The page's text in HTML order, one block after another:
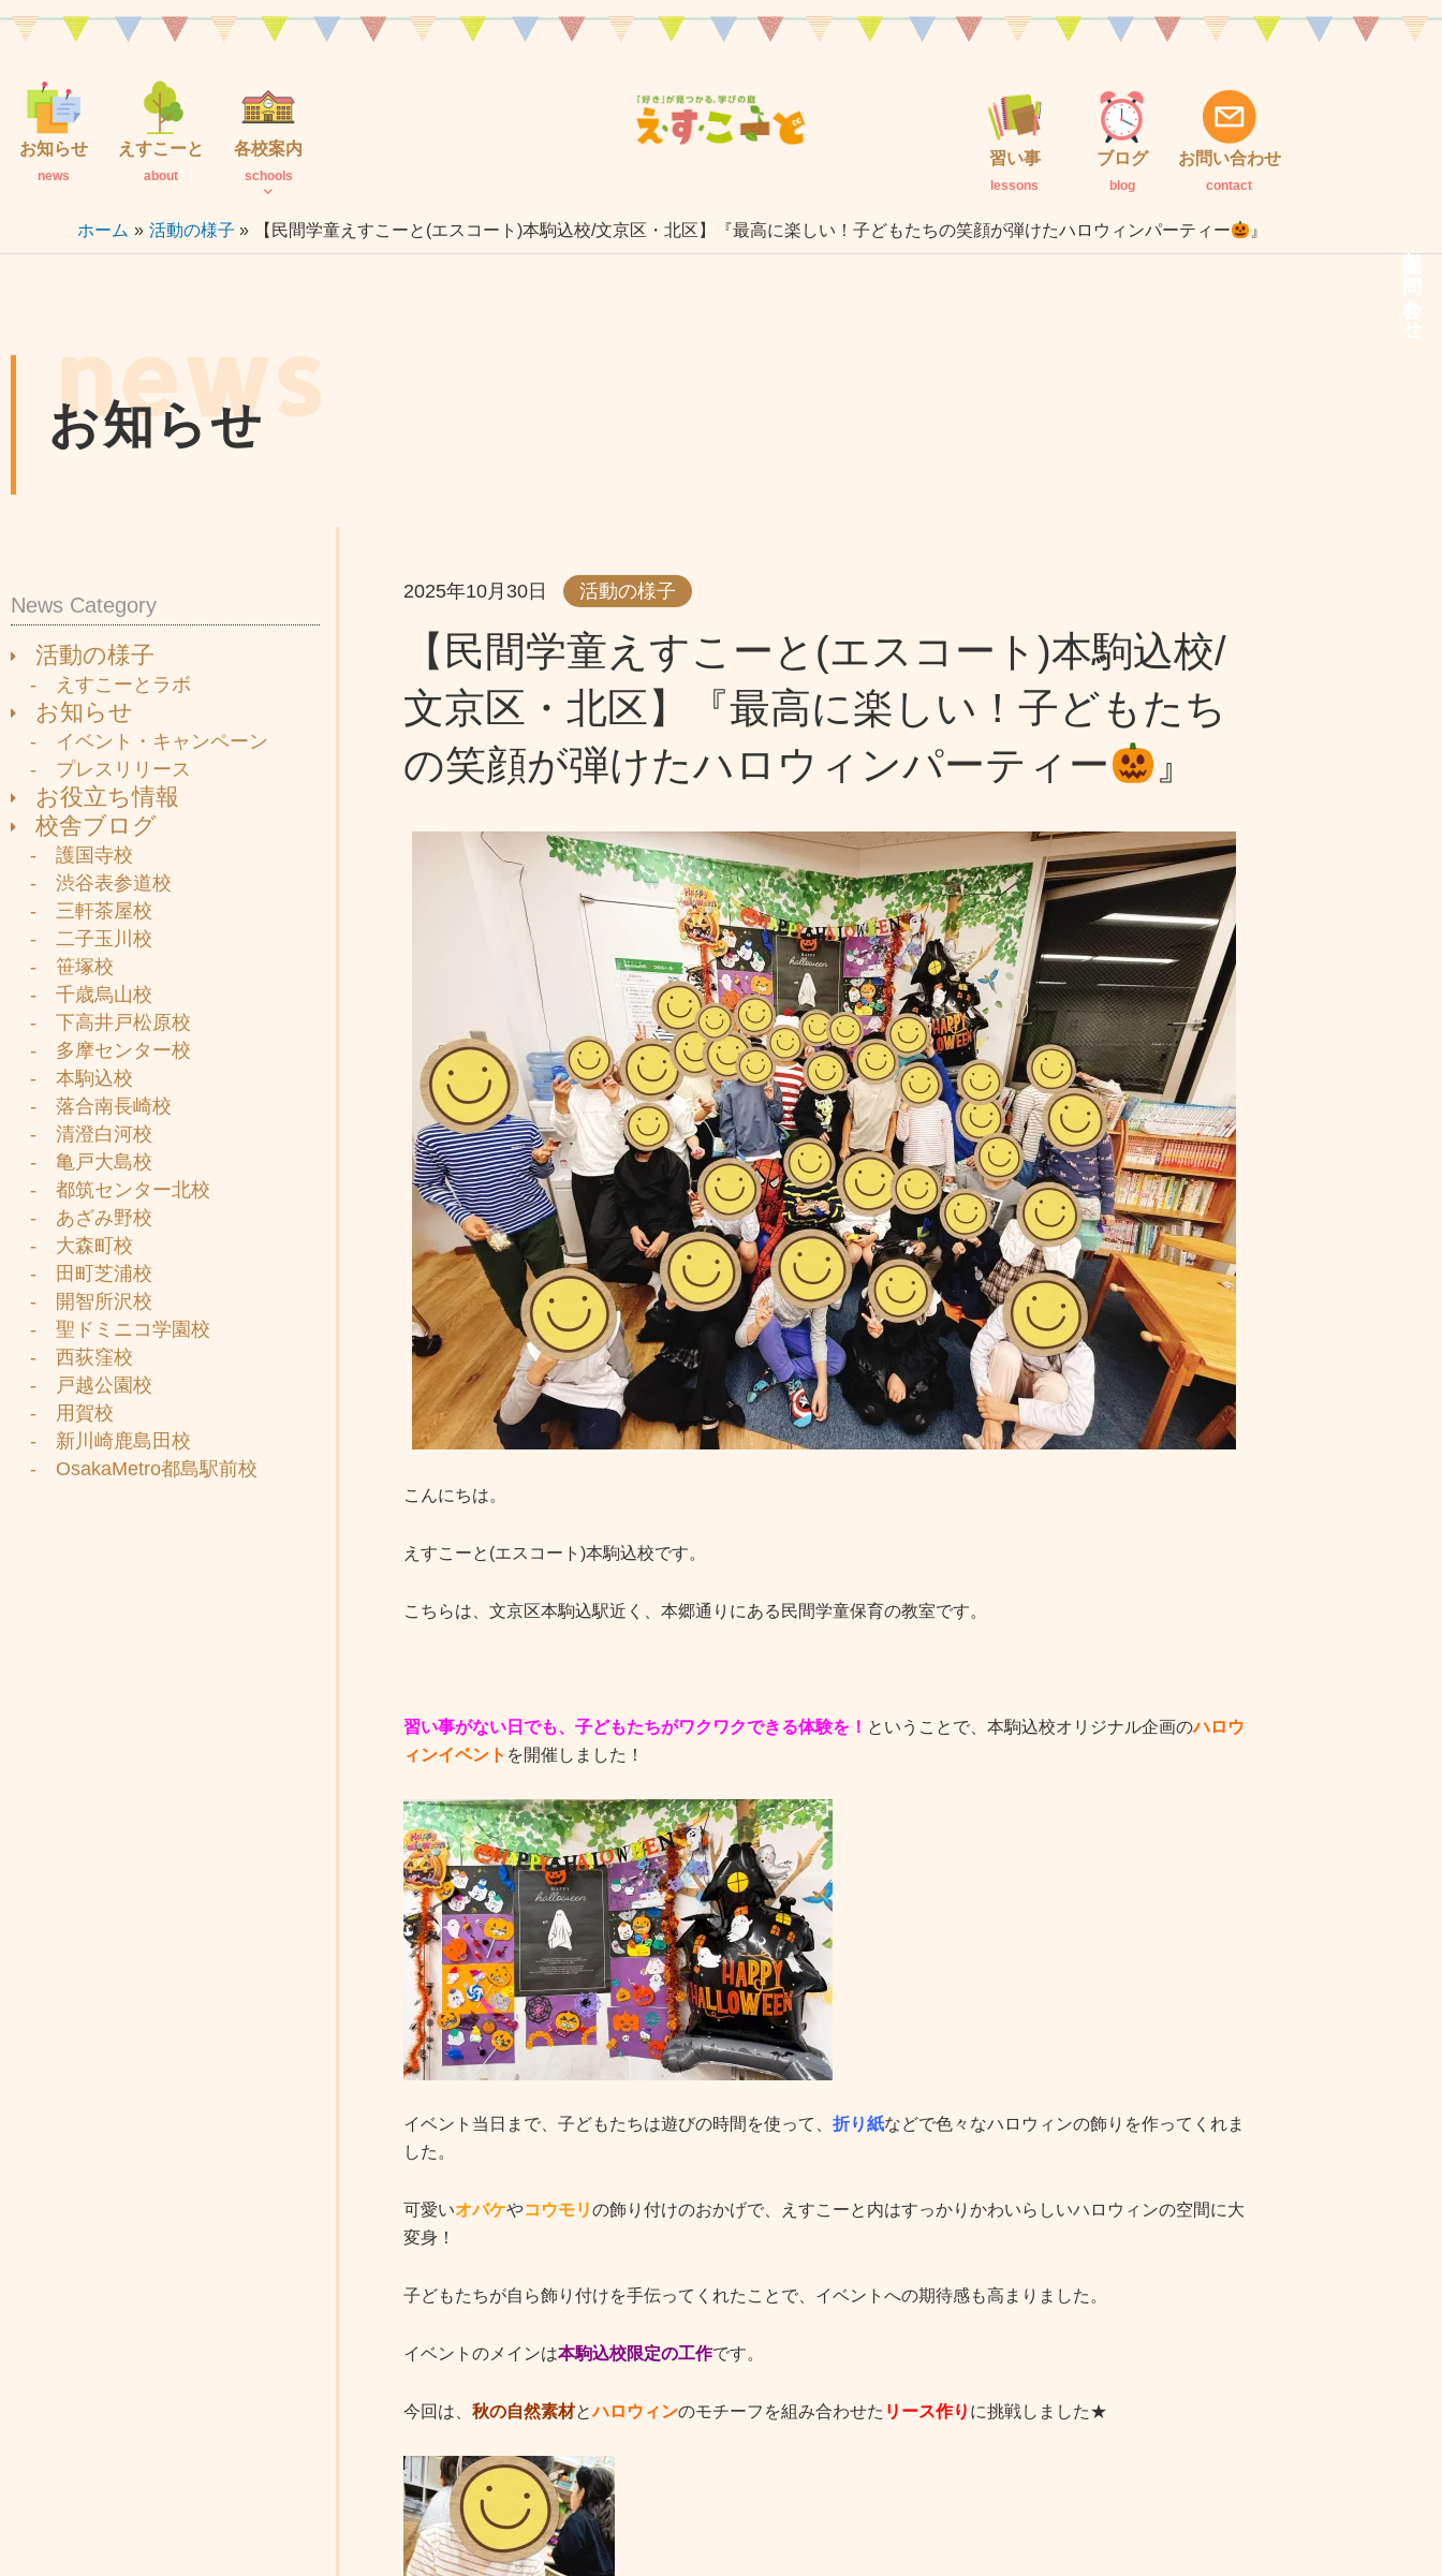
内
お知らせ
news
えすこーと
about
各校案内
schools
習い事
lessons
ブログ
blog
お問い合わせ
contact
説明会・お問い合わせ
ホーム 活動の様子 【民間学童えすこーと(エスコート)本駒込校/文京区・北区】『最高に楽しい！子どもたちの笑顔が弾けたハロウィンパーティー 』
news
お知らせ
News Category
活動の様子
- えすこーとラボ
お知らせ
- イベント・キャンペーン
- プレスリリース
お役立ち情報
校舎ブログ
- 護国寺校
- 渋谷表参道校
- 三軒茶屋校
- 二子玉川校
- 笹塚校
- 千歳烏山校
- 下高井戸松原校
- 多摩センター校
- 本駒込校
- 落合南長崎校
- 清澄白河校
- 亀戸大島校
- 都筑センター北校
- あざみ野校
- 大森町校
- 田町芝浦校
- 開智所沢校
- 聖ドミニコ学園校
- 西荻窪校
- 戸越公園校
- 用賀校
- 新川崎鹿島田校
- OsakaMetro都島駅前校
2025年10月30日 活動の様子
【民間学童えすこーと(エスコート)本駒込校/
文京区・北区】『最高に楽しい！子どもたち
の笑顔が弾けたハロウィンパーティー
』
こんにちは。
えすこーと(エスコート)本駒込校です。
こちらは、文京区本駒込駅近く、本郷通りにある民間学童保育の教室です。
習い事がない日でも、子どもたちがワクワクできる体験を！ ということで、本駒込校オリジナル企画のハロウ
ィンイベント を開催しました！
イベント当日まで、子どもたちは遊びの時間を使って、 折り紙などで色々なハロウィンの飾りを作ってくれま
した。
可愛いオバケやコウモリの飾り付けのおかげで、えすこーと内はすっかりかわいらしいハロウィンの空間に大
変身！
子どもたちが自ら飾り付けを手伝ってくれたことで、イベントへの期待感も高まりました。
イベントのメインは本駒込校限定の工作です。
今回は、 秋の自然素材とハロウィンのモチーフを組み合わせた リース作り に挑戦しました★